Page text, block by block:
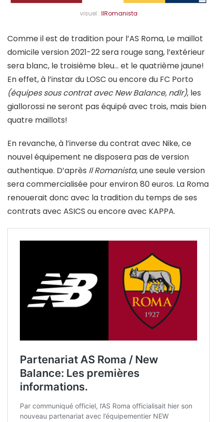
visuel : IlRomanista
Comme il est de tradition pour l’AS Roma, Le maillot
domicile version 2021-22 sera rouge sang, l’extérieur
sera blanc, le troisième bleu… et le quatrième jaune!
En effet, à l’instar du LOSC ou encore du FC Porto
(équipes sous contrat avec New Balance, ndlr), les
giallorossi ne seront pas équipé avec trois, mais bien
quatre maillots!
En revanche, à l’inverse du contrat avec Nike, ce
nouvel équipement ne disposera pas de version
authentique. D’après Il Romanista, une seule version
sera commercialisée pour environ 80 euros. La Roma
renouerait donc avec la tradition du temps de ses
contrats avec ASICS ou encore avec KAPPA.